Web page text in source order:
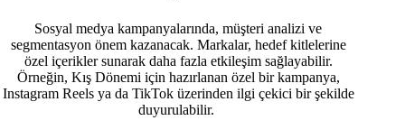
Sosyal medya kampanyalarında, müşteri analizi ve
segmentasyon önem kazanacak. Markalar, hedef kitlelerine
özel içerikler sunarak daha fazla etkileşim sağlayabilir.
Örneğin, Kış Dönemi için hazırlanan özel bir kampanya,
Instagram Reels ya da TikTok üzerinden ilgi çekici bir şekilde
duyurulabilir.